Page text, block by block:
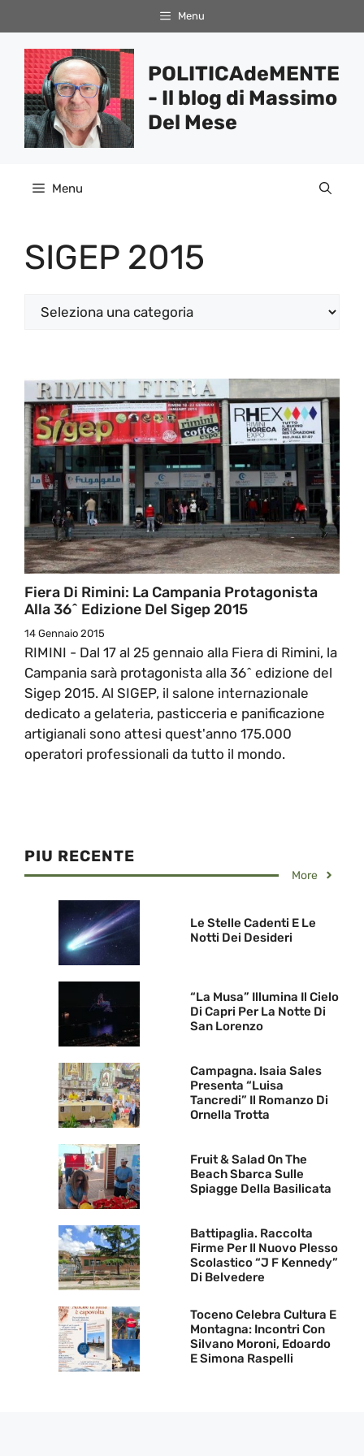
al
contenuto
Menu
POLITICAdeMENTE
- Il blog di Massimo
Del Mese
Menu
SIGEP 2015
Categorie
Fiera Di Rimini: La Campania Protagonista
Alla 36^ Edizione Del Sigep 2015
14 Gennaio 2015
RIMINI - Dal 17 al 25 gennaio alla Fiera di Rimini, la
Campania sarà protagonista alla 36^ edizione del
Sigep 2015. Al SIGEP, il salone internazionale
dedicato a gelateria, pasticceria e panificazione
artigianali sono attesi quest'anno 175.000
operatori professionali da tutto il mondo.
PIU RECENTE
More
Le Stelle Cadenti E Le
Notti Dei Desideri
“La Musa” Illumina Il Cielo
Di Capri Per La Notte Di
San Lorenzo
Campagna. Isaia Sales
Presenta “Luisa
Tancredi” Il Romanzo Di
Ornella Trotta
Fruit & Salad On The
Beach Sbarca Sulle
Spiagge Della Basilicata
Battipaglia. Raccolta
Firme Per Il Nuovo Plesso
Scolastico “J F Kennedy”
Di Belvedere
Toceno Celebra Cultura E
Montagna: Incontri Con
Silvano Moroni, Edoardo
E Simona Raspelli